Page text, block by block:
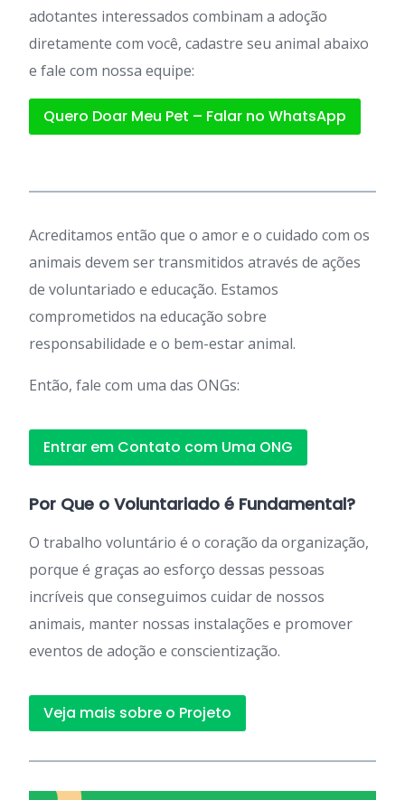
adotantes interessados combinam a adoção
diretamente com você, cadastre seu animal abaixo
e fale com nossa equipe:
Quero Doar Meu Pet – Falar no WhatsApp
Acreditamos então que o amor e o cuidado com os
animais devem ser transmitidos através de ações
de voluntariado e educação. Estamos
comprometidos na educação sobre
responsabilidade e o bem-estar animal.
Então, fale com uma das ONGs:
Entrar em Contato com Uma ONG
Por Que o Voluntariado é Fundamental?
O trabalho voluntário é o coração da organização,
porque é graças ao esforço dessas pessoas
incríveis que conseguimos cuidar de nossos
animais, manter nossas instalações e promover
eventos de adoção e conscientização.
Veja mais sobre o Projeto